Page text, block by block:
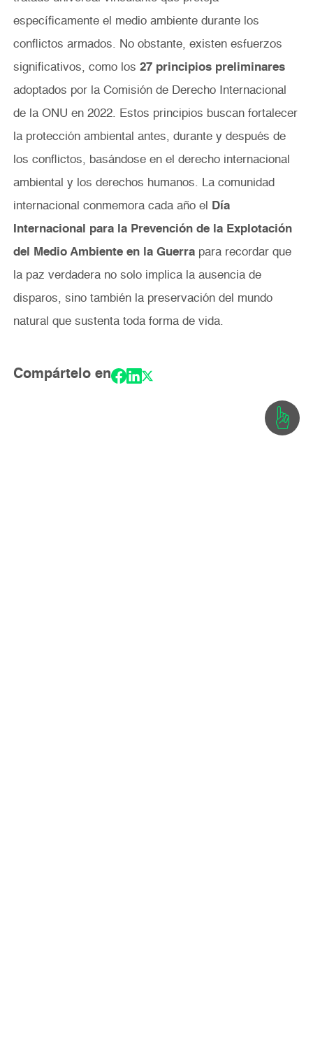
específicamente el medio ambiente durante los
conflictos armados. No obstante, existen esfuerzos
significativos, como los 27 principios preliminares
adoptados por la Comisión de Derecho Internacional
de la ONU en 2022. Estos principios buscan fortalecer
la protección ambiental antes, durante y después de
los conflictos, basándose en el derecho internacional
ambiental y los derechos humanos. La comunidad
internacional conmemora cada año el
Día
Internacional para la Prevención de la Explotación
del Medio Ambiente en la Guerrapara recordar que
la paz verdadera no solo implica la ausencia de
disparos, sino también la preservación del mundo
natural que sustenta toda forma de vida.
Compártelo en